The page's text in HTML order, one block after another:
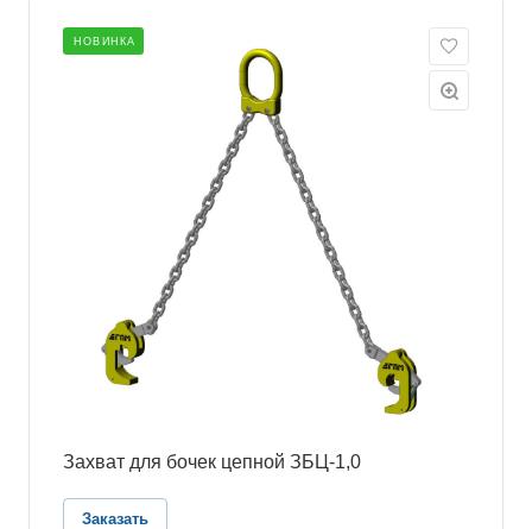
НОВИНКА
Захват для бочек цепной ЗБЦ-1,0
Заказать